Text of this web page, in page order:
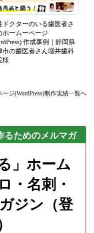
ドクターのいる歯医者さ
ホームーページ
作成事例｜静岡県
市の歯医者さん増井歯科
様
ージ(WordPress)制作実績一覧へ
るためのメルマガ
」ホーム
・名刺・
ジン（登